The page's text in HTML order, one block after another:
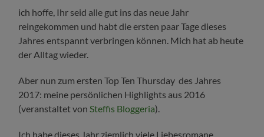
ich hoffe, Ihr seid alle gut ins das neue Jahr
reingekommen und habt die ersten paar Tage dieses
Jahres entspannt verbringen können. Mich hat ab heute
der Alltag wieder.
Aber nun zum ersten Top Ten Thursday des Jahres
2017: meine persönlichen Highlights aus 2016
(veranstaltet vonSteffis Bloggeria).
Ich habe dieses Jahr ziemlich viele Liebesromane